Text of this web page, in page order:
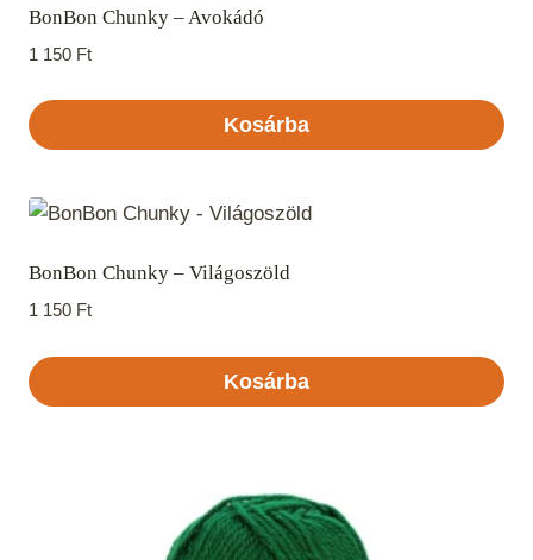
BonBon Chunky – Avokádó
1 150 Ft
Kosárba
BonBon Chunky – Világoszöld
1 150 Ft
Kosárba